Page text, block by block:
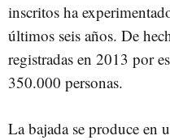
inscritos ha
últimos seis años. De
registradas en 2013 por
350.000 personas.
La bajada se produce en